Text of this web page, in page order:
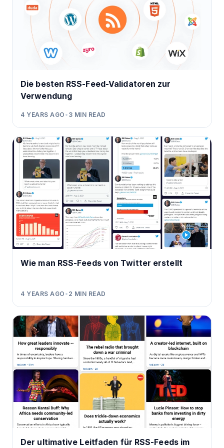
Die besten RSS-Feed-Validatoren zur
Verwendung
4 YEARS AGO • 3 MIN READ
Wie man RSS-Feeds von Twitter erstellt
4 YEARS AGO • 2 MIN READ
Der ultimative Leitfaden für RSS-Feeds im